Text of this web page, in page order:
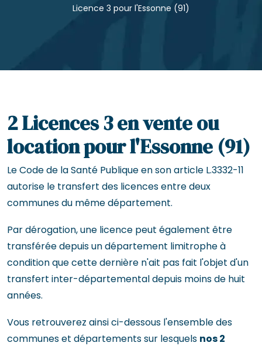
Licence 3 pour l'Essonne (91)
2 Licences 3 en vente ou
location pour l'Essonne (91)
Le Code de la Santé Publique en son article L.3332-11
autorise le transfert des licences entre deux
communes du même département.
Par dérogation, une licence peut également être
transférée depuis un département limitrophe à
condition que cette dernière n'ait pas fait l'objet d'un
transfert inter-départemental depuis moins de huit
années.
Vous retrouverez ainsi ci-dessous l'ensemble des
communes et départements sur lesquels nos 2